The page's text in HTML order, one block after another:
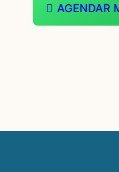
AGENDAR